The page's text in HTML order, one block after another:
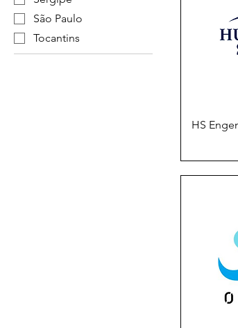
São Paulo
Tocantins
HS